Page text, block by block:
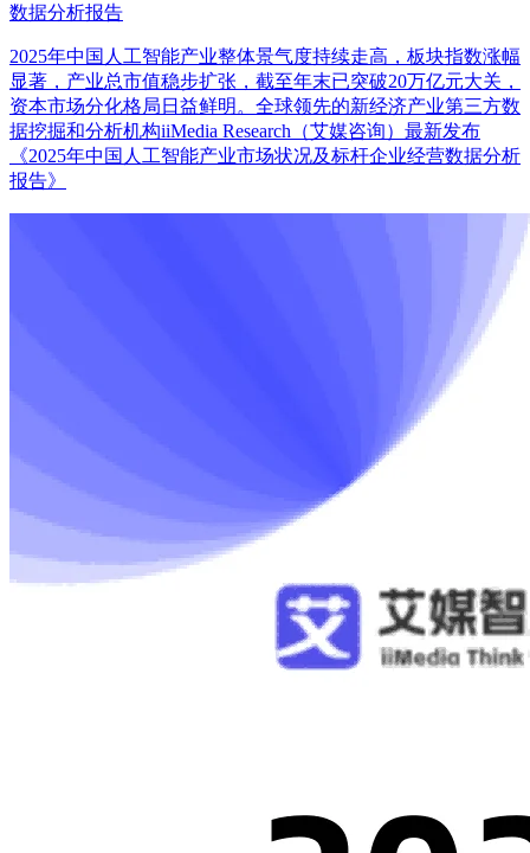
数据分析报告
2025年中国人工智能产业整体景气度持续走高，板块指数涨幅
显著，产业总市值稳步扩张，截至年末已突破20万亿元大关，
资本市场分化格局日益鲜明。全球领先的新经济产业第三方数
据挖掘和分析机构iiMedia Research（艾媒咨询）最新发布
《2025年中国人工智能产业市场状况及标杆企业经营数据分析
报告》